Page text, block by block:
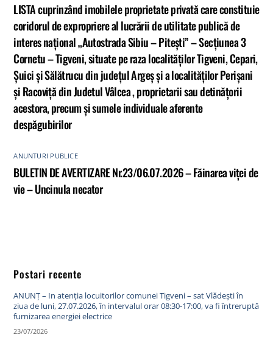
LISTA cuprinzând imobilele proprietate privată care constituie
coridorul de expropriere al lucrării de utilitate publică de
interes național „Autostrada Sibiu – Pitești” – Secțiunea 3
Cornetu – Tigveni, situate pe raza localităților Tigveni, Cepari,
Șuici și Sălătrucu din județul Argeș și a localităților Perișani
și Racoviță din Judetul Vâlcea , proprietarii sau detinățorii
acestora, precum și sumele individuale aferente
despăgubirilor
ANUNTURI PUBLICE
BULETIN DE AVERTIZARE Nr.23/06.07.2026 – Făinarea viței de
vie – Uncinula necator
Postari recente
ANUNȚ – In atenția locuitorilor comunei Tigveni – sat Vlădești în
ziua de luni, 27.07.2026, în intervalul orar 08:30-17:00, va fi întreruptă
furnizarea energiei electrice
23/07/2026